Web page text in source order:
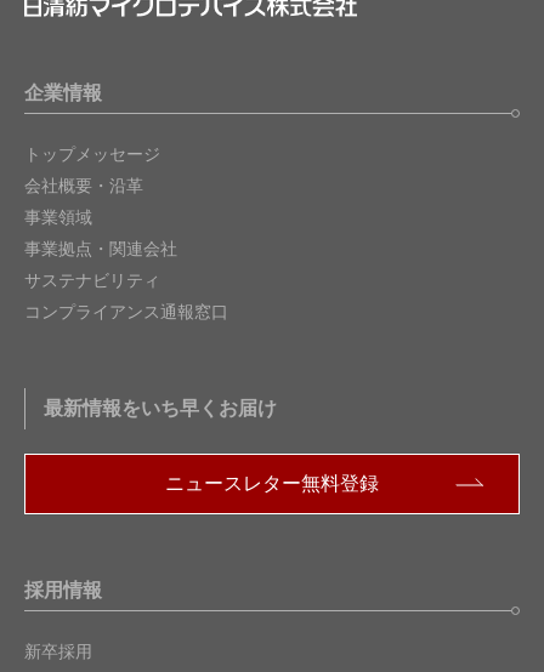
企業情報
トップメッセージ
会社概要・沿革
事業領域
事業拠点・関連会社
サステナビリティ
コンプライアンス通報窓口
最新情報をいち早くお届け
ニュースレター無料登録
採用情報
新卒採用